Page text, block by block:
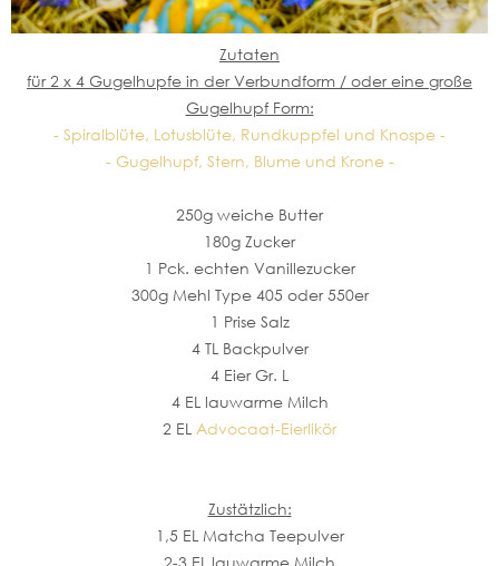
Zutaten
für 2 x 4 Gugelhupfe in der Verbundform / oder eine große
Gugelhupf Form:
- Spiralblüte, Lotusblüte, Rundkuppfel und Knospe -
- Gugelhupf, Stern, Blume und Krone -
250g weiche Butter
180g Zucker
1 Pck. echten Vanillezucker
300g Mehl Type 405 oder 550er
1 Prise Salz
4 TL Backpulver
4 Eier Gr. L
4 EL lauwarme Milch
2 EL Advocaat-Eierlikör
Zustätzlich:
1,5 EL Matcha Teepulver
2-3 EL lauwarme Milch